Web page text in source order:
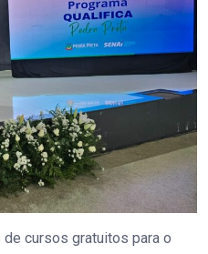
cursos gratuitos para o